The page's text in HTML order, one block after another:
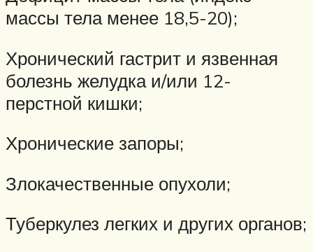
массы тела менее 18,5-20);
Хронический гастрит и язвенная
болезнь желудка и/или 12-
перстной кишки;
Хронические запоры;
Злокачественные опухоли;
Туберкулез легких и других органов;